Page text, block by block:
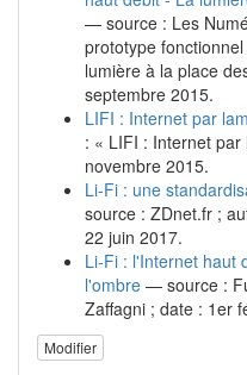
— source : Les
prototype
lumière à la place
septembre 2015.
LIFI : Internet par
: « LIFI : Internet
novembre 2015.
Li-Fi : une
source : ZDnet.fr ;
22 juin 2017.
Li-Fi : l'Internet haut
l'ombre — source :
Zaffagni ; date : 1er
Modifier